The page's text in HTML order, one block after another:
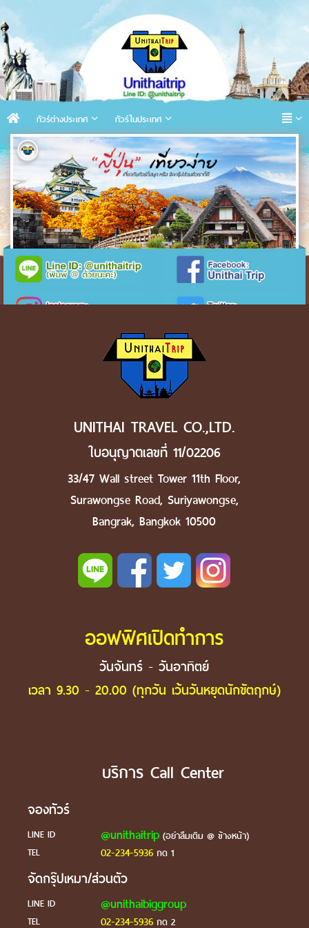
ทัวร์ต่างประเทศ ทัวร์ในประเทศ
UNITHAI TRAVEL CO.,LTD.
ใบอนุญาตเลขที่ 11/02206
33/47 Wall street Tower 11th Floor,
Surawongse Road, Suriyawongse,
Bangrak, Bangkok 10500
ออฟฟิศเปิดทำการ
วันจันทร์ - วันอาทิตย์
เวลา 9.30 - 20.00 (ทุกวัน เว้นวันหยุดนักขัตฤกษ์)
บริการ Call Center
จองทัวร์
LINE ID @unithaitrip(อย่าลืมเติม @ ข้างหน้า)
TEL
02-234-5936กด 1
จัดกรุ๊ปเหมา/ส่วนตัว
LINE ID @unithaibiggroup
TEL 02-234-5936กด 2